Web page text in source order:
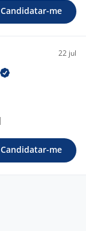
Candidatar-me
22 jul
Candidatar-me